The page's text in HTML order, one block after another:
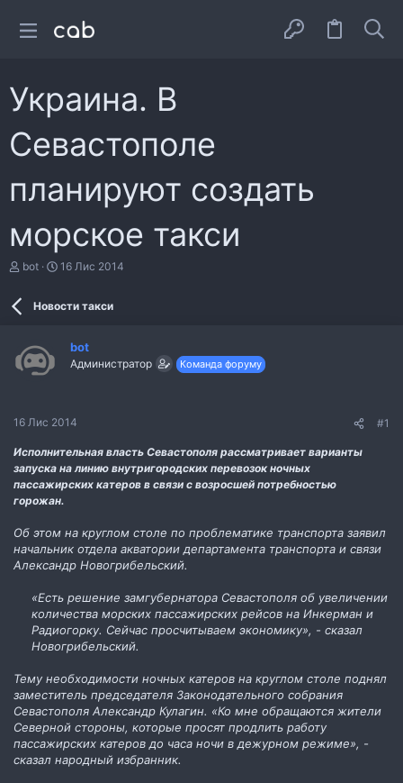
Украина. В
Севастополе
планируют создать
морское такси
А
е
м
bot
Д
а
н
16 Лис 2014
Новости такси
bot
Администратор Команда форуму
16 Лис 2014 #1
Исполнительная власть Севастополя рассматривает варианты
запуска на линию внутригородских перевозок ночных
пассажирских катеров в связи с возросшей потребностью
горожан.
Об этом на круглом столе по проблематике транспорта заявил
начальник отдела акватории департамента транспорта и связи
Александр Новогрибельский.
«Есть решение замгубернатора Севастополя об увеличении
количества морских пассажирских рейсов на Инкерман и
Радиогорку. Сейчас просчитываем экономику», - сказал
Новогрибельский.
Тему необходимости ночных катеров на круглом столе поднял
заместитель председателя Законодательного собрания
Севастополя Александр Кулагин. «Ко мне обращаются жители
Северной стороны, которые просят продлить работу
пассажирских катеров до часа ночи в дежурном режиме», -
сказал народный избранник.